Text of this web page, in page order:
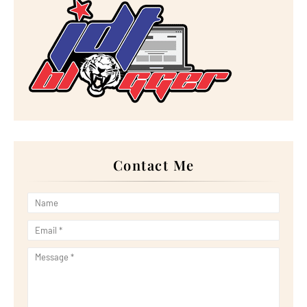
5 Kebaikan Coklat Yang Perlu Anda Tahu
Makan Waffle Burger kat Airport
Order Kek Aiskrim Durian Musang King Sempena Birthday
Tiga Cara Hidayah Menyapa Kita
Mengopi kat Rumacabuk, Parit Sakai, Muar
Wordless Wednesday: Keropok Ikan Perisa Tom Yam
Sarapan Nasi Kerabu Dan Nasi Dagang
Singgah Pantai Penyabong, Mersing
IMMERSIVE...
Doa Sebelum Masuk ke Rumah
Wordless Wednesday: Telur Sotong
Lirik Lagu 'Magisnya Cinta' Nyanyian Tuah Adzmi
Makan Cendol Durian Kawin kat Long Cendol
LG JOINS RE100 INITIATIVE, COMMITTING TO TRANSITIO...
Panduan Dan Cara Mengerjakan Solat Sunat Istikharah
YALLA GREEN CAMPAIGN: REFORESTING THE PLANET,
ONE ...
Contact Me